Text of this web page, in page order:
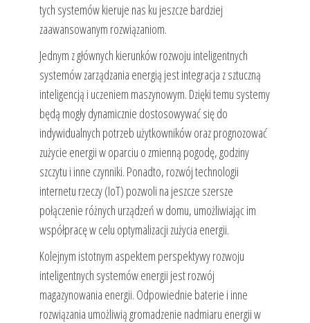
tych systemów kieruje nas ku jeszcze bardziej
zaawansowanym rozwiązaniom.
Jednym z głównych kierunków rozwoju inteligentnych
systemów zarządzania energią jest integracja z sztuczną
inteligencją i uczeniem maszynowym. Dzięki temu systemy
będą mogły dynamicznie dostosowywać się do
indywidualnych potrzeb użytkowników oraz prognozować
zużycie energii w oparciu o zmienną pogodę, godziny
szczytu i inne czynniki. Ponadto, rozwój technologii
internetu rzeczy (IoT) pozwoli na jeszcze szersze
połączenie różnych urządzeń w domu, umożliwiając im
współpracę w celu optymalizacji zużycia energii.
Kolejnym istotnym aspektem perspektywy rozwoju
inteligentnych systemów energii jest rozwój
magazynowania energii. Odpowiednie baterie i inne
rozwiązania umożliwią gromadzenie nadmiaru energii w